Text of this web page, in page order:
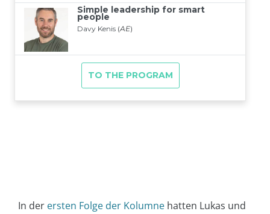
In der ersten Folge der Kolumne hatten Lukas und